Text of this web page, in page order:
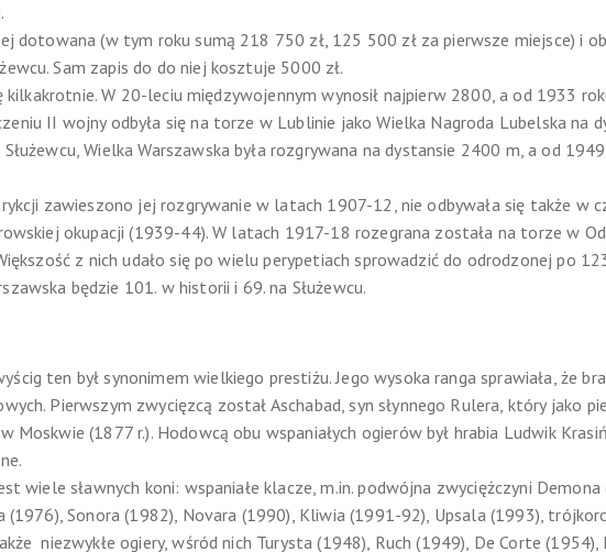
dotowana (w tym roku sumą 218 750 zł, 125 500 zł za pierwsze miejsce) i
Sam zapis do do niej kosztuje 5000 zł.
kilkakrotnie. W 20-leciu międzywojennym wynosił najpierw 2800, a od 1933
II wojny odbyła się na torze w Lublinie jako Wielka Nagroda Lubelska na
Wielka Warszawska była rozgrywana na dystansie 2400 m, a od
zawieszono jej rozgrywanie w latach 1907-12, nie odbywała się także w
okupacji (1939-44). W latach 1917-18 rozegrana została na torze w
z nich udało się po wielu perypetiach sprowadzić do odrodzonej po
będzie 101. w historii i 69. na Służewcu.
ten był synonimem wielkiego prestiżu. Jego wysoka ranga sprawiała, że
Pierwszym zwycięzcą został Aschabad, syn słynnego Rulera, który jako
Moskwie (1877 r.). Hodowcą obu wspaniałych ogierów był hrabia Ludwik
wiele sławnych koni: wspaniałe klacze, m.in. podwójna zwyciężczyni
(1976), Sonora (1982), Novara (1990), Kliwia (1991-92), Upsala (1993),
niezwykłe ogiery, wśród nich Turysta (1948), Ruch (1949), De Corte